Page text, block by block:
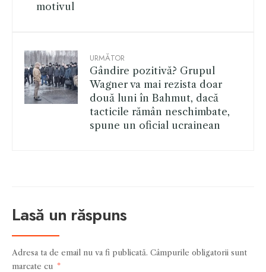
motivul
URMĂTOR
Gândire pozitivă? Grupul
Wagner va mai rezista doar
două luni în Bahmut, dacă
tacticile rămân neschimbate,
spune un oficial ucrainean
Lasă un răspuns
Adresa ta de email nu va fi publicată. Câmpurile obligatorii sunt
marcate cu *